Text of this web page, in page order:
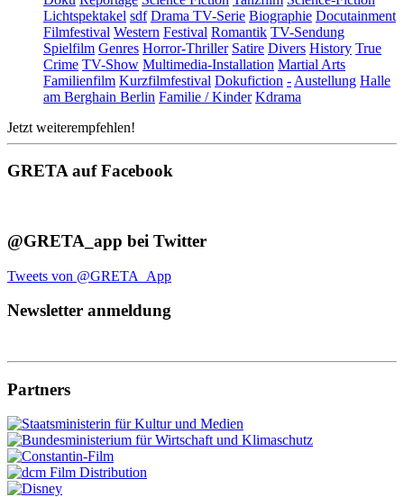
Lichtspektakel sdf Drama TV-Serie Biographie Docutainment
Filmfestival Western Festival Romantik TV-Sendung
Spielfilm Genres Horror-Thriller Satire Divers History True
Crime TV-Show Multimedia-Installation Martial Arts
Familienfilm Kurzfilmfestival Dokufiction - Austellung Halle
am Berghain Berlin Familie / Kinder Kdrama
Jetzt weiterempfehlen!
GRETA auf Facebook
@GRETA_app bei Twitter
Tweets von @GRETA_App
Newsletter anmeldung
Partners